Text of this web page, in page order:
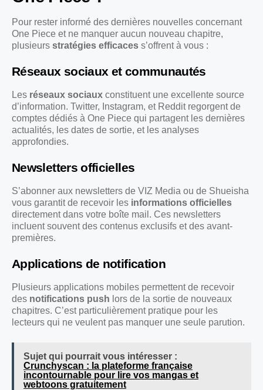
Pour rester informé des dernières nouvelles concernant
One Piece et ne manquer aucun nouveau chapitre,
plusieurs stratégies efficaces s’offrent à vous :
Réseaux sociaux et communautés
Les réseaux sociaux constituent une excellente source
d’information. Twitter, Instagram, et Reddit regorgent de
comptes dédiés à One Piece qui partagent les dernières
actualités, les dates de sortie, et les analyses
approfondies.
Newsletters officielles
S’abonner aux newsletters de VIZ Media ou de Shueisha
vous garantit de recevoir les informations officielles
directement dans votre boîte mail. Ces newsletters
incluent souvent des contenus exclusifs et des avant-
premières.
Applications de notification
Plusieurs applications mobiles permettent de recevoir
des notifications push lors de la sortie de nouveaux
chapitres. C’est particulièrement pratique pour les
lecteurs qui ne veulent pas manquer une seule parution.
Sujet qui pourrait vous intéresser :
Crunchyscan : la plateforme française
incontournable pour lire vos mangas et
webtoons gratuitement